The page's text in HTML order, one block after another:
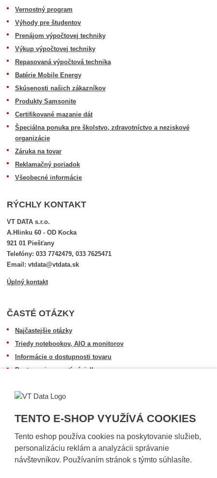
TENTO E-SHOP VYUŽÍVÁ COOKIES
Tento eshop používa cookies na poskytovanie služieb,
personalizáciu reklám a analyzácii správanie
návštevníkov. Používaním stránok s týmto súhlasíte.
Vernostný program
Výhody pre študentov
Prenájom výpočtovej techniky
Výkup výpočtovej techniky
Repasovaná výpočtová technika
Batérie Mobile Energy
Skúsenosti našich zákazníkov
Produkty Samsonite
Certifikované mazanie dát
Špeciálna ponuka pre školstvo, zdravotníctvo a neziskové
organizácie
Záruka na tovar
Reklamačný poriadok
Všeobecné informácie
RÝCHLY KONTAKT
VT DATA s.r.o.
A.Hlinku 60 - OD Kocka
921 01 Piešťany
Telefóny: 033 7742479, 033 7625471
Email: vtdata@vtdata.sk
Úplný kontakt
ČASTÉ OTÁZKY
Najčastejšie otázky
Triedy notebookov, AIO a monitorov
Informácie o dostupnosti tovaru
Postup pri prevzatí zásielky
Sledovanie zásielok